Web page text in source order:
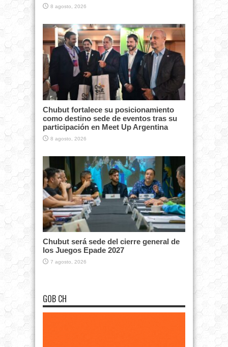
8 agosto, 2026
Chubut fortalece su posicionamiento
como destino sede de eventos tras su
participación en Meet Up Argentina
8 agosto, 2026
Chubut será sede del cierre general de
los Juegos Epade 2027
7 agosto, 2026
GOB CH